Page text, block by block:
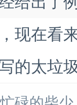
现在看
的太垃